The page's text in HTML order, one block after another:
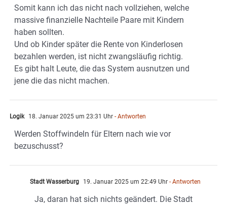
Somit kann ich das nicht nach vollziehen, welche
massive finanzielle Nachteile Paare mit Kindern
haben sollten.
Und ob Kinder später die Rente von Kinderlosen
bezahlen werden, ist nicht zwangsläufig richtig.
Es gibt halt Leute, die das System ausnutzen und
jene die das nicht machen.
Logik 18. Januar 2025 um 23:31 Uhr - Antworten
Werden Stoffwindeln für Eltern nach wie vor
bezuschusst?
Stadt Wasserburg 19. Januar 2025 um 22:49 Uhr - Antworten
Ja, daran hat sich nichts geändert. Die Stadt